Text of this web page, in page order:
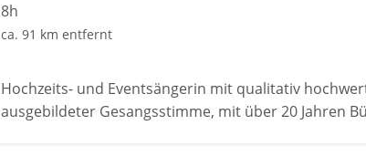
8h
ca. 91 km entfernt
Hochzeits- und Eventsängerin mit qualitativ
ausgebildeter Gesangsstimme, mit über 20 Jahren